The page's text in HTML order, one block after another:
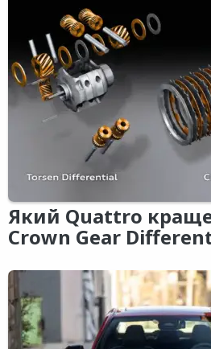
Який Quattro
Crown Gear